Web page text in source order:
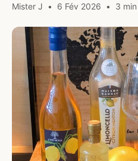
Mister J 6 Fév 2026 3 min
COCKTAILS & SPIRITUEUX